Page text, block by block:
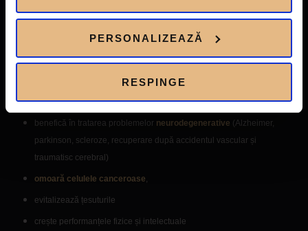
PERSONALIZEAZĂ
RESPINGE
ridurile, celulita, grăsimea nedorităși este un bun tratament pentru
capilare și vene dilatate.
benefică în tratarea problemelor neurodegenerative (Alzheimer,
parkinson, scleroze, recuperare după accidentul vascular și
traumatisc cerebral)
omoară celulele canceroase,
evitalizează țesuturile
crește performanțele fizice și intelectuale